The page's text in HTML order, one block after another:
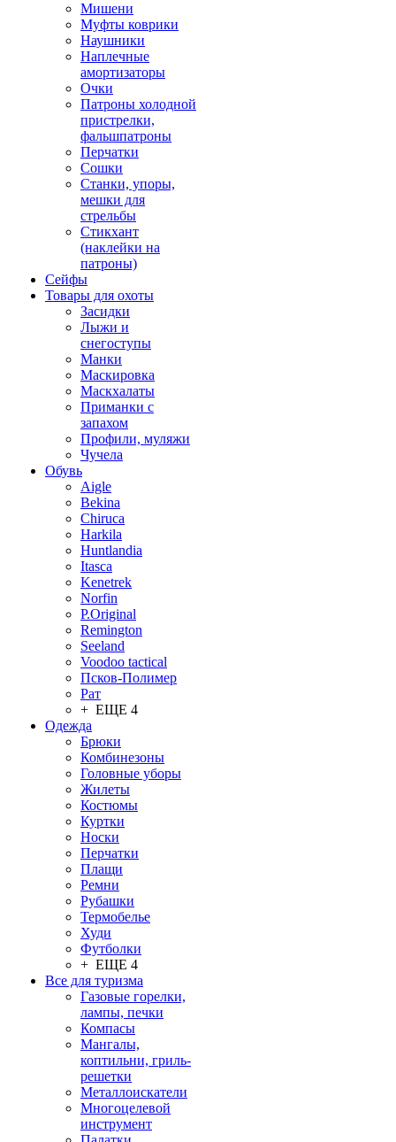
Мишени
Муфты коврики
Наушники
Наплечные
амортизаторы
Очки
Патроны холодной
пристрелки,
фальшпатроны
Перчатки
Сошки
Станки, упоры,
мешки для
стрельбы
Стикхант
(наклейки на
патроны)
Сейфы
Товары для охоты
Засидки
Лыжи и
снегоступы
Манки
Маскировка
Маскхалаты
Приманки с
запахом
Профили, муляжи
Чучела
Обувь
Aigle
Bekina
Chiruсa
Harkila
Huntlandia
Itasca
Kenetrek
Norfin
P.Original
Remington
Seeland
Voodoo tactical
Псков-Полимер
Рат
+ ЕЩЕ 4
Одежда
Брюки
Комбинезоны
Головные уборы
Жилеты
Костюмы
Куртки
Носки
Перчатки
Плащи
Ремни
Рубашки
Термобелье
Худи
Футболки
+ ЕЩЕ 4
Все для туризма
Газовые горелки,
лампы, печки
Компасы
Мангалы,
коптильни, гриль-
решетки
Металлоискатели
Многоцелевой
инструмент